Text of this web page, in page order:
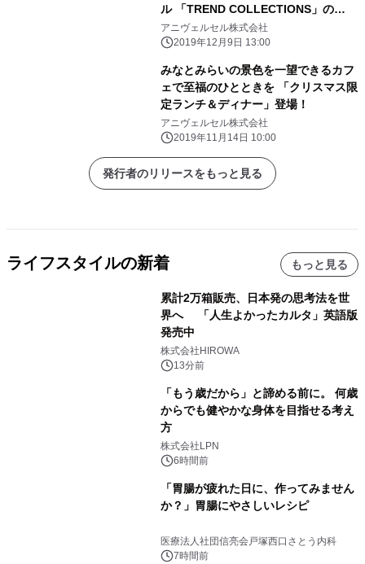
ル 「TREND COLLECTIONS」の
2020春夏新作を発表！
アニヴェルセル株式会社
2019年12月9日 13:00
みなとみらいの景色を一望できるカフ
ェで至福のひとときを 「クリスマス限
定ランチ＆ディナー」登場！
アニヴェルセル株式会社
2019年11月14日 10:00
発行者のリリースをもっと見る
ライフスタイルの新着 もっと見る
累計2万箱販売、日本発の思考法を世
界へ 「人生よかったカルタ」英語版
発売中
株式会社HIROWA
13分前
「もう歳だから」と諦める前に。 何歳
からでも健やかな身体を目指せる考え
方
株式会社LPN
6時間前
「胃腸が疲れた日に、作ってみません
か？」胃腸にやさしいレシピ
医療法人社団信亮会戸塚西口さとう内科
7時間前